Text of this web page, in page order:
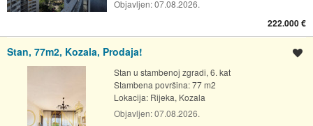
Objavljen:07.08.2026.
222.000 €
Stan, 77m2, Kozala, Prodaja!
Stan u stambenoj zgradi, 6. kat
Stambena površina: 77 m2
Lokacija: Rijeka, Kozala
Objavljen:07.08.2026.